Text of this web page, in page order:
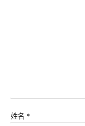
姓名 *